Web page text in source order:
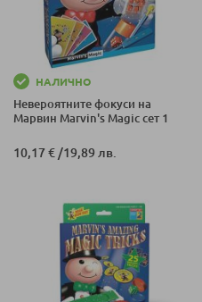
НАЛИЧНО
Невероятните фокуси на
Марвин Marvin's Magic сет 1
10,17 €/19,89 лв.